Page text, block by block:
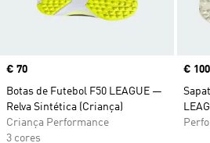
Price
€ 70
Botas de Futebol F50 LEAGUE —
Relva Sintética (Criança)
Criança Performance
3 cores
Price
€ 100